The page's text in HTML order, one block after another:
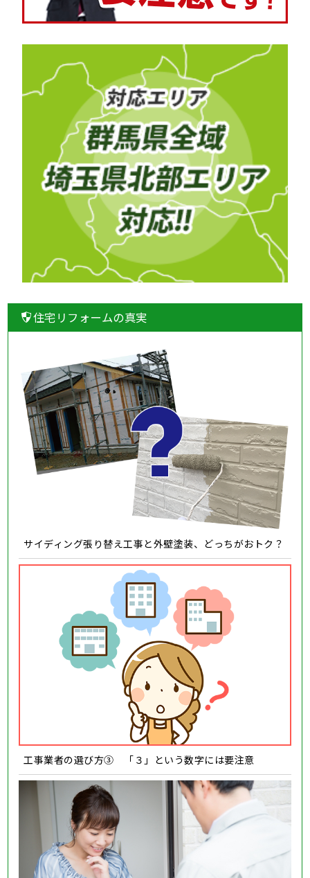
住宅リフォームの真実
サイディング張り替え工事と外壁塗装、どっちがおトク？
工事業者の選び方③ 「３」という数字には要注意